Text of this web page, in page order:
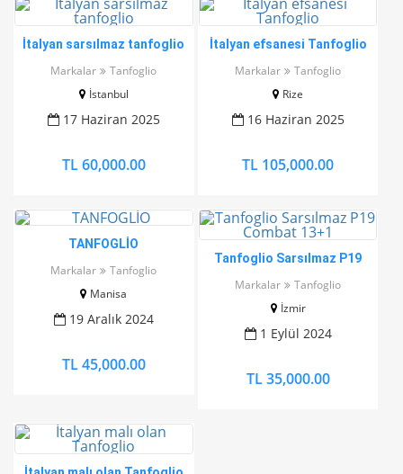
İtalyan sarsılmaz tanfoglio
Markalar
Tanfoglio
İstanbul
17 Haziran 2025
TL 60,000.00
İtalyan efsanesi Tanfoglio
Markalar
Tanfoglio
Rize
16 Haziran 2025
TL 105,000.00
TANFOGLİO
Markalar
Tanfoglio
Manisa
19 Aralık 2024
TL 45,000.00
Tanfoglio Sarsılmaz P19
Markalar
Tanfoglio
İzmir
1 Eylül 2024
TL 35,000.00